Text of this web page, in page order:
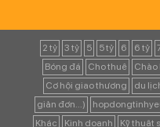
2 tỷ 3 tỷ 5 5 tỷ 6 6 tỷ
Bóng đá
Cho thuê Chào
Cơ hội giao thương
du
giản đơn...)
Khác
Kinh doanh Kỹ thuật